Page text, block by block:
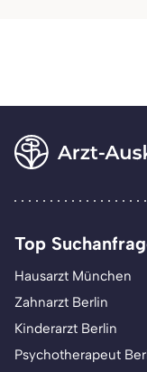
Top
Hausarzt München
Zahnarzt Berlin
Kinderarzt Berlin
Psychotherapeut